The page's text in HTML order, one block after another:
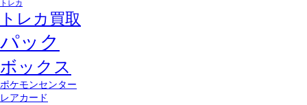
トレカ
トレカ買取
パック
ボックス
ポケモンセンター
レアカード